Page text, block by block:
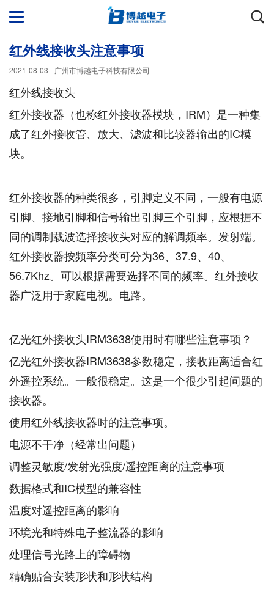
红外线接收头注意事项
2021-08-03 广州市博越电子科技有限公司
红外线接收头
红外接收器（也称红外接收器模块，IRM）是一种集
成了红外接收管、放大、滤波和比较器输出的IC模
块。
红外接收器的种类很多，引脚定义不同，一般有电源
引脚、接地引脚和信号输出引脚三个引脚，应根据不
同的调制载波选择接收头对应的解调频率。发射端。
红外接收器按频率分类可分为36、37.9、40、
56.7Khz。可以根据需要选择不同的频率。红外接收
器广泛用于家庭电视。电路。
亿光红外接收头IRM3638使用时有哪些注意事项？
亿光红外接收器IRM3638参数稳定，接收距离适合红
外遥控系统。一般很稳定。这是一个很少引起问题的
接收器。
使用红外线接收器时的注意事项。
电源不干净（经常出问题）
调整灵敏度/发射光强度/遥控距离的注意事项
数据格式和IC模型的兼容性
温度对遥控距离的影响
环境光和特殊电子整流器的影响
处理信号光路上的障碍物
精确贴合安装形状和形状结构